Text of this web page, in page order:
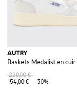
AUTRY
Baskets Medalist en cuir
220,00 €
154,00 €
-30%